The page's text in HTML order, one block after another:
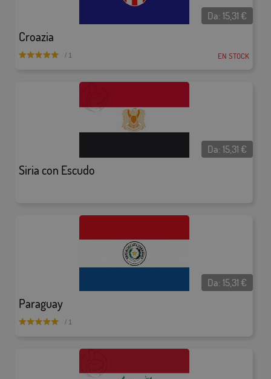
Croazia
Da:15,31 €
/ 1 EN STOCK
Siria con Escudo
Da:15,31 €
Paraguay
Da:15,31 €
/ 1